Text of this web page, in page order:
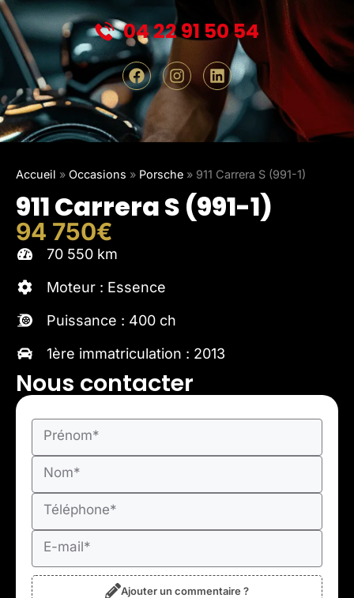
04 22 91 50 54
Accueil » Occasions » Porsche » 911 Carrera S (991-1)
911 Carrera S (991-1)
94 750€
70 550 km
Moteur : Essence
Puissance : 400 ch
1ère immatriculation : 2013
Nous contacter
Prénom*
Nom*
Téléphone*
E-mail*
Ajouter un commentaire ?